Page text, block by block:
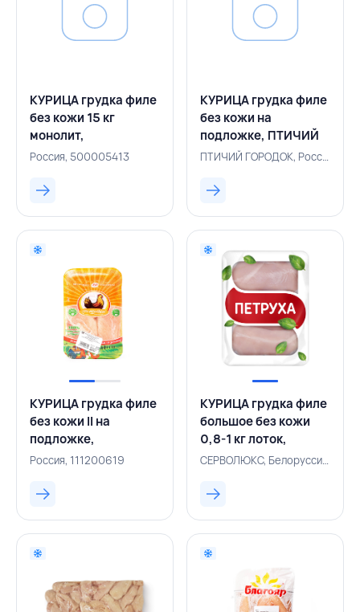
КУРИЦА грудка филе
без кожи 15 кг
монолит,
БАЛТПТИЦЕПРОМ,
Россия, 500005413
КУРИЦА грудка филе
без кожи на
подложке, ПТИЧИЙ
ГОРОДОК, РОССИЯ ПТИЧИЙ ГОРОДОК, Россия, 500005341
КУРИЦА грудка филе
без кожи II на
подложке,
ДОМОСЕДКА,
Россия, 111200619
КУРИЦА грудка филе
большое без кожи
0,8-1 кг лоток,
ПЕТРУХА, БЕЛАРУСЬСЕРВОЛЮКС, Белоруссия, 500003144